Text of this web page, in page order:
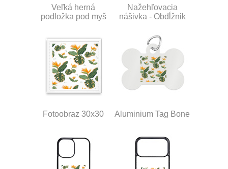
Veľká herná
podložka pod myš
Nažehľovacia
nášivka - Obdĺžnik
Fotoobraz 30x30 Aluminium Tag Bone